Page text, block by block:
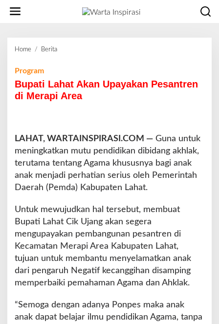
Home / Berita
a
t
i
a
k
a
n
y
a
a
P
e
a
n
Program
Bupati Lahat Akan Upayakan Pesantren
di Merapi Area
LAHAT, WARTAINSPIRASI.COM — Guna untuk
meningkatkan mutu pendidikan dibidang akhlak,
terutama tentang Agama khususnya bagi anak
anak menjadi perhatian serius oleh Pemerintah
Daerah (Pemda) Kabupaten Lahat.
Untuk mewujudkan hal tersebut, membuat
Bupati Lahat Cik Ujang akan segera
mengupayakan pembangunan pesantren di
Kecamatan Merapi Area Kabupaten Lahat,
tujuan untuk membantu menyelamatkan anak
dari pengaruh Negatif kecanggihan disamping
memperbaiki pemahaman Agama dan Ahklak.
“Semoga dengan adanya Ponpes maka anak
anak dapat belajar ilmu pendidikan Agama, tanpa